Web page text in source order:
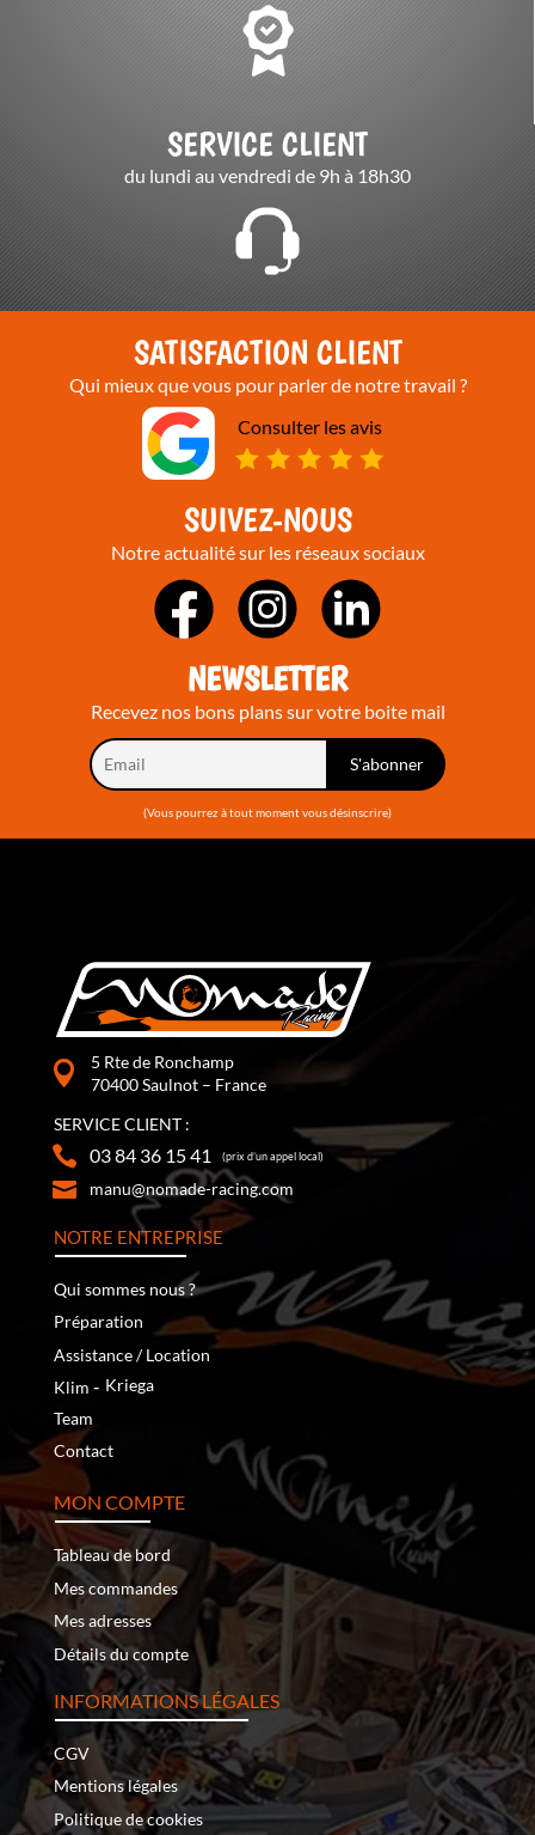
SERVICE CLIENT
du lundi au vendredi de 9h à 18h30
SATISFACTION CLIENT
Qui mieux que vous pour parler de notre travail ?
Consulter les avis
SUIVEZ-NOUS
Notre actualité sur les réseaux sociaux
NEWSLETTER
Recevez nos bons plans sur votre boite mail
(Vous pourrez à tout moment vous désinscrire)
5 Rte de Ronchamp
70400 Saulnot – France
SERVICE CLIENT :
03 84 36 15 41 (prix d’un appel local)
manu@nomade-racing.com
NOTRE ENTREPRISE
Qui sommes nous ?
Préparation
Assistance / Location
Klim ‐ Kriega
Team
Contact
MON COMPTE
Tableau de bord
Mes commandes
Mes adresses
Détails du compte
INFORMATIONS LÉGALES
CGV
Mentions légales
Politique de cookies